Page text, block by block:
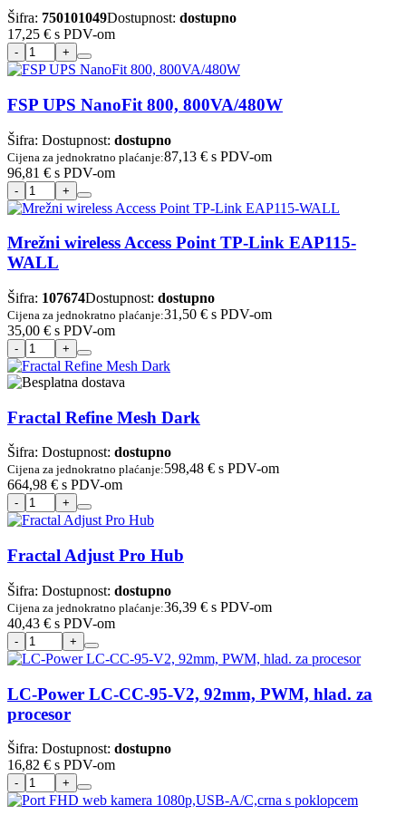
Šifra: 750101049Dostupnost: dostupno
17,25 € s PDV-om
FSP UPS NanoFit 800, 800VA/480W
Šifra: Dostupnost: dostupno
Cijena za jednokratno plaćanje:87,13 € s PDV-om
96,81 € s PDV-om
Mrežni wireless Access Point TP-Link EAP115-
WALL
Šifra: 107674Dostupnost: dostupno
Cijena za jednokratno plaćanje:31,50 € s PDV-om
35,00 € s PDV-om
Fractal Refine Mesh Dark
Šifra: Dostupnost: dostupno
Cijena za jednokratno plaćanje:598,48 € s PDV-om
664,98 € s PDV-om
Fractal Adjust Pro Hub
Šifra: Dostupnost: dostupno
Cijena za jednokratno plaćanje:36,39 € s PDV-om
40,43 € s PDV-om
LC-Power LC-CC-95-V2, 92mm, PWM, hlad. za
procesor
Šifra: Dostupnost: dostupno
16,82 € s PDV-om